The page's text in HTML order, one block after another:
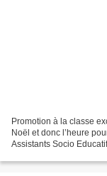
Promotion à la classe
Noël et donc l’heure
Assistants Socio